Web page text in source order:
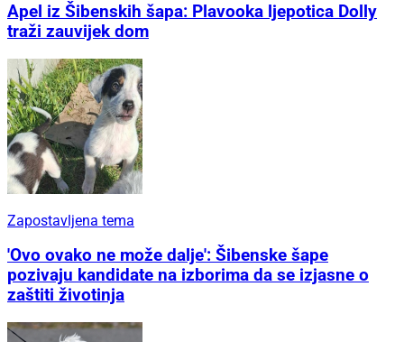
Apel iz Šibenskih šapa: Plavooka ljepotica Dolly
traži zauvijek dom
Zapostavljena tema
'Ovo ovako ne može dalje': Šibenske šape
pozivaju kandidate na izborima da se izjasne o
zaštiti životinja